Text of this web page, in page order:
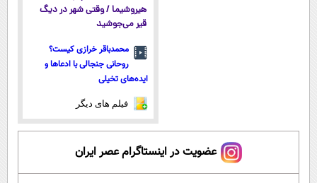
هیروشیما / وقتی شهر در دیگ
قیر می‌جوشید
محمدباقر خرازی کیست؟
روحانی جنجالی با ادعاها و
ایده‌های تخیلی
فیلم های دیگر
عضویت در اینستاگرام عصر ایران